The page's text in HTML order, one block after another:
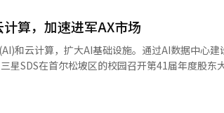
色。此外，联盟的运营体系也进行了整顿。科技
运营推动力。标准分科体系也进行了改组。将10
直产业桥接分科（领域扩展）、基础治理（标准
此次联盟还将与相关联盟紧密合作与联动。制造
需求相连接。白副总理表示：“期待物理AI联盟第
基地，制造、能源及高科技产业快速发展。特别
大数据中心电力供应及专用发电源建设等能源解
端及专用港口，计划于2030年竣工。SK电信将
与NIC展开全面合作，双方推动AI数据中心建设、
合作及投资支持，SK创新负责能源供应，NIC则
算，加速进军AX市场
和云计算，扩大AI基础设施。通过AI数据中心建
星SDS在首尔松坡区的校园召开第41届年度股东
员，并批准董事薪酬上限。会上，三星SDS介绍